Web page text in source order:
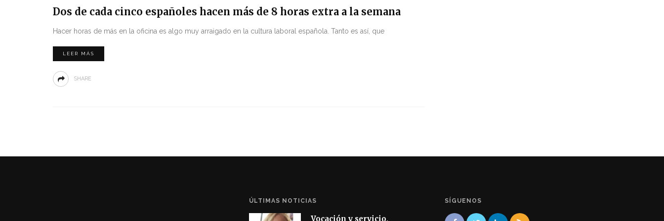
Dos de cada cinco españoles hacen más de 8 horas extra a la semana
Hacer horas de más en la oficina es algo muy arraigado en la cultura laboral española. Tanto es así, que
LEER MÁS
SHARE
ÚLTIMAS NOTICIAS
Vocación y servicio,
SÍGUENOS